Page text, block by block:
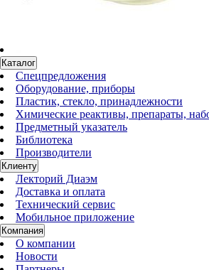
Каталог
Спецпредложения
Оборудование, приборы
Пластик, стекло, принадлежности
Химические реактивы, препараты,
Предметный указатель
Библиотека
Производители
Клиенту
Лекторий Диаэм
Доставка и оплата
Технический сервис
Мобильное приложение
Компания
О компании
Новости